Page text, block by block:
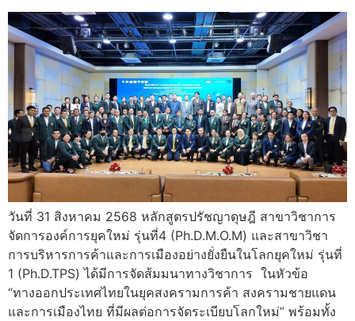
วันที่​ 31 สิงหาคม​ 2568 หลักสูตร​ปรัชญา​ดุษฎี​ สาขาวิชา​การ​
จัดการ​องค์การ​ยุคใหม่​ รุ่นที่​4 (Ph.D.M.O.M)​ และสาขาวิชา​
การบริหาร​การค้า​และ​การเมือง​อย่าง​ยั่งยืน​ใน​โลก​ยุคใหม่​ รุ่น​ที่​
1 (Ph.D.TPS)​ ได้มีการจัดส้มมนาทางวิชาการ ​ ในหัวข้อ​
“ทางออกประเทศไทย​ในยุคสงคราม​การค้า​ สงครามชายแดน​
และการเมืองไทย​ ที่มีผลต่อการจัดระเบียบโลกใหม่” พร้อมทั้ง